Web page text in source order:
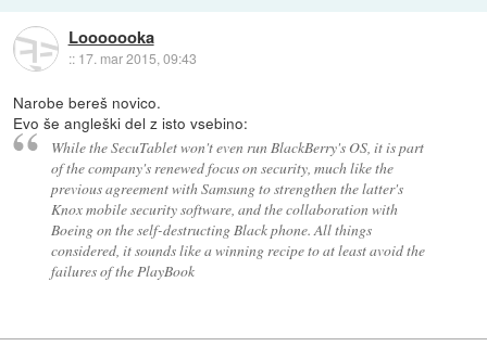
Looooooka
:: 17. mar 2015, 09:43
Narobe bereš novico.
Evo še angleški del z isto vsebino:
While the SecuTablet won't even run BlackBerry's OS, it is part
of the company's renewed focus on security, much like the
previous agreement with Samsung to strengthen the latter's
Knox mobile security software, and the collaboration with
Boeing on the self-destructing Black phone. All things
considered, it sounds like a winning recipe to at least avoid the
failures of the PlayBook